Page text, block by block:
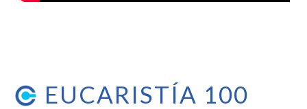
EUCARISTÍA 100